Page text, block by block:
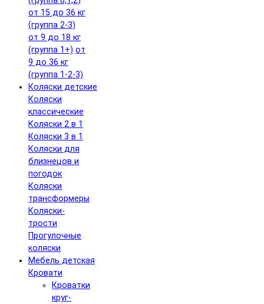
от 15 до 36 кг
(группа 2-3)
от 9 до 18 кг
(группа 1+) от
9 до 36 кг
(группа 1-2-3)
Коляски детские
Коляски
классические
Коляски 2 в 1
Коляски 3 в 1
Коляски для
близнецов и
погодок
Коляски
трансформеры
Коляски-
трости
Прогулочные
коляски
Мебель детская
Кровати
Кроватки
круг-